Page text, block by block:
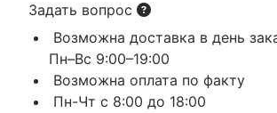
Задать вопрос
Возможна доставка в день
Пн–Вс 9:00–19:00
Возможна оплата по факту
Пн-Чт с 8:00 до 18:00